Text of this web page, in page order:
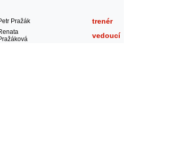
Pražák trenér
vedoucí